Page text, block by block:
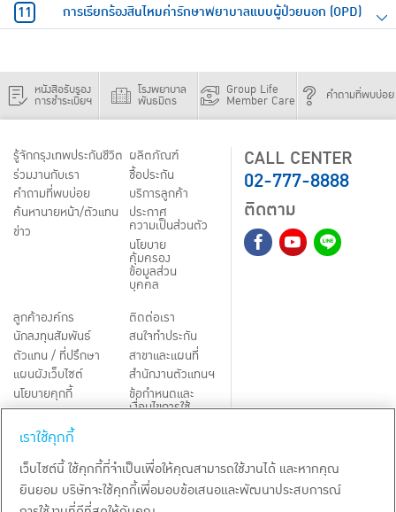
การเรียกร้องสินไหมค่ารักษาพยาบาลแบบผู้ป่วยนอก (OPD)
หนังสือรับรอง
การชำระเบี้ยฯ
โรงพยาบาล
พันธมิตร
Group Life
Member Care คำถามที่พบบ่อย
รู้จักกรุงเทพประกันชีวิต
ร่วมงานกับเรา
คำถามที่พบบ่อย
ค้นหานายหน้า/ตัวแทน
ข่าว
ผลิตภัณฑ์
ชื้อประกัน
บริการลูกค้า
ประกาศ
ความเป็นส่วนตัว
นโยบาย
คุ้มครอง
ข้อมูลส่วน
บุคคล
ลูกค้าองค์กร
นักลงทุนสัมพันธ์
ตัวแทน / ที่ปรึกษา
แผนผังเว็บไซต์
นโยบายคุกกี้
Third-Party Notices
ติดต่อเรา
สนใจทำประกัน
สาขาและแผนที่
สำนักงานตัวแทนฯ
ข้อกำหนดและ
เงื่อนไขการใช้
CALL CENTER
02-777-8888
ติดตาม
TH EN
สงวนลิขสิทธิ์ พ.ศ.2569
เราใช้คุกกี้
เว็บไซต์นี้ ใช้คุกกี้ที่จำเป็นเพื่อให้คุณสามารถใช้งานได้ และหากคุณ
ยินยอม บริษัทจะใช้คุกกี้เพื่อมอบข้อเสนอและพัฒนาประสบการณ์